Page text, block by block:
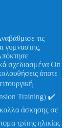
τις
γυμναστής,
σχεδιασμένα On
όποτε
Training) ✔️
άσκησης σε
τρίτης ηλικίας